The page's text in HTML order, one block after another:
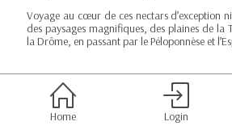
Voyage au cœur de ces nectars d’exception
des paysages magnifiques, des plaines de la
la Drôme, en passant par le Péloponnèse et
Home Login